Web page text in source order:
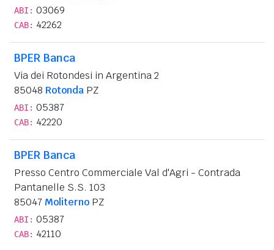
ABI: 03069
CAB: 42262
BPER Banca
Via dei Rotondesi in Argentina 2
85048 Rotonda PZ
ABI: 05387
CAB: 42220
BPER Banca
Presso Centro Commerciale Val d'Agri - Contrada
Pantanelle S.S. 103
85047 Moliterno PZ
ABI: 05387
CAB: 42110